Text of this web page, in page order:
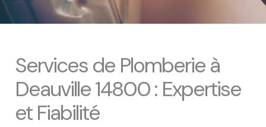
Services de Plomberie à
Deauville 14800 : Expertise
et Fiabilité